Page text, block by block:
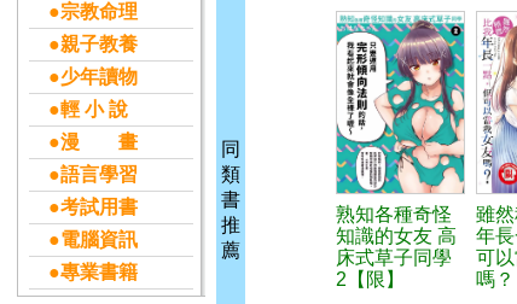
●宗教命理
●親子教養
●少年讀物
●輕 小 說
●漫 畫
●語言學習
●考試用書
●電腦資訊
●專業書籍
同
類
書
推
薦
熟知各種奇怪
知識的女友 高
床式草子同學
2【限】
雖
年
可
嗎